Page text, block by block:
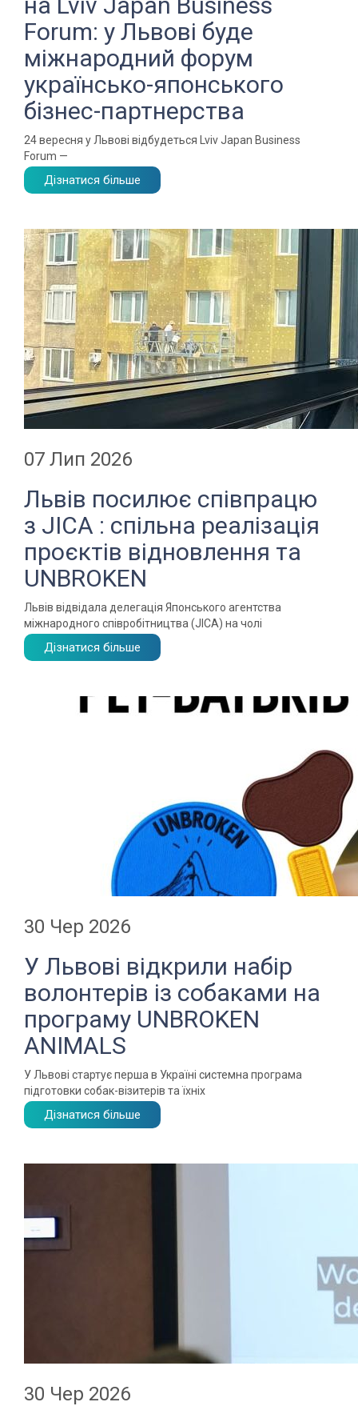
Forum: у Львові буде
міжнародний форум
українсько-японського
бізнес-партнерства
24 вересня у Львові відбудеться Lviv Japan Business
Forum —
Дізнатися більше
07 Лип 2026
Львів посилює співпрацю
з JICA : спільна реалізація
проєктів відновлення та
UNBROKEN
Львів відвідала делегація Японського агентства
міжнародного співробітництва (JICA) на чолі
Дізнатися більше
30 Чер 2026
У Львові відкрили набір
волонтерів із собаками на
програму UNBROKEN
ANIMALS
У Львові стартує перша в Україні системна програма
підготовки собак-візитерів та їхніх
Дізнатися більше
30 Чер 2026